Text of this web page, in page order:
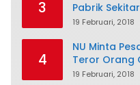
3
Pabrik Sekitar
19 Februari, 2018
4
NU Minta
Teror Orang
19 Februari, 2018